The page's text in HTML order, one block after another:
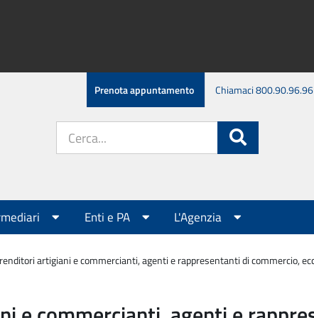
Prenota appuntamento Chiamaci 800.90.96.96
sito:
Enti e PA L'Agenzia
artigiani e commercianti, agenti e rappresentanti di commercio,